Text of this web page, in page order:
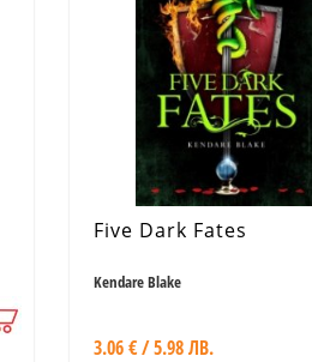
Five Dark Fates
Kendare Blake
3.06 € / 5.98 ЛВ.